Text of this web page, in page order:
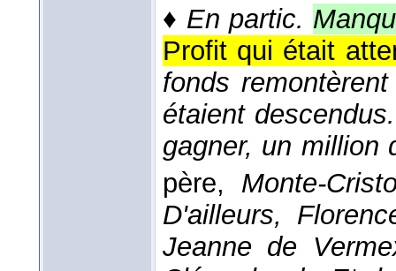
♦ En partic.
Profit qui était
fonds
étaient
gagner, un million
père, Monte-
D'ailleurs,
Jeanne de